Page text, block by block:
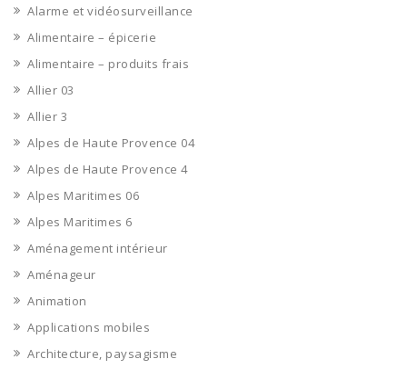
Alarme et vidéosurveillance
Alimentaire – épicerie
Alimentaire – produits frais
Allier 03
Allier 3
Alpes de Haute Provence 04
Alpes de Haute Provence 4
Alpes Maritimes 06
Alpes Maritimes 6
Aménagement intérieur
Aménageur
Animation
Applications mobiles
Architecture, paysagisme